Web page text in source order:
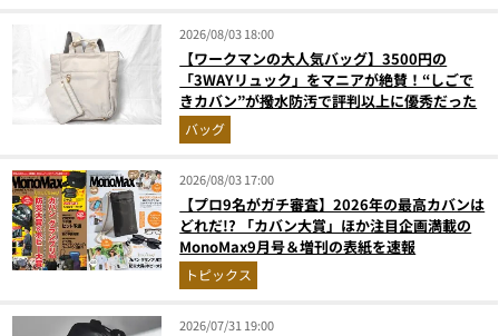
2026/08/03 18:00
【ワークマンの大人気バッグ】3500円の
「3WAYリュック」をマニアが絶賛！“しごで
きカバン”が撥水防汚で評判以上に優秀だった
バッグ
2026/08/03 17:00
【プロ9名がガチ審査】2026年の最高カバンは
どれだ!? 「カバン大賞」ほか注目企画満載の
MonoMax9月号＆増刊の表紙を速報
トピックス
2026/07/31 19:00